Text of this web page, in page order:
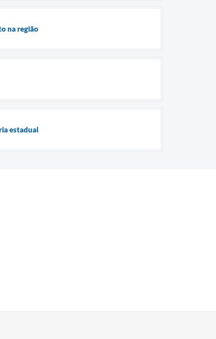
na região
estadual